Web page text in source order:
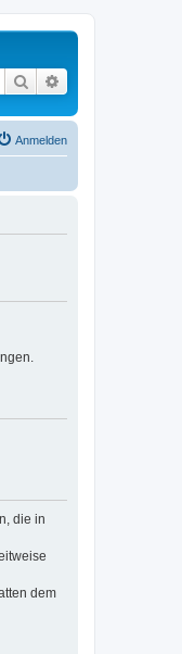
Suche
Anmelden
die in
dem